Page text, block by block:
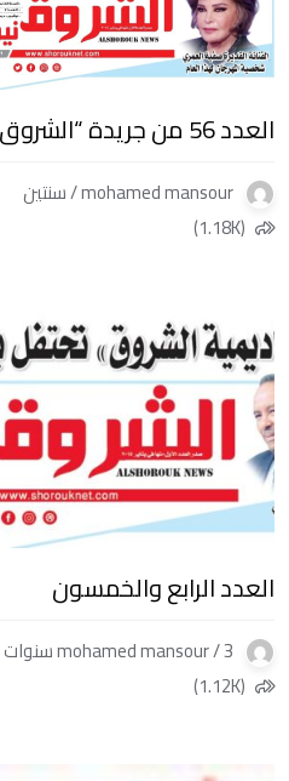
العدد 56 من جريدة “الشروق نيوز”
mohamed mansour / سنتين
(1.18K)
العدد الرابع والخمسون
mohamed mansour / 3 سنوات
(1.12K)